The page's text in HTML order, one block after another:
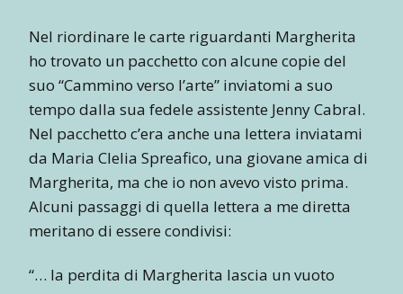
Nel riordinare le carte riguardanti Margherita
ho trovato un pacchetto con alcune copie del
suo “Cammino verso l’arte” inviatomi a suo
tempo dalla sua fedele assistente Jenny Cabral.
Nel pacchetto c’era anche una lettera inviatami
da Maria Clelia Spreafico, una giovane amica di
Margherita, ma che io non avevo visto prima.
Alcuni passaggi di quella lettera a me diretta
meritano di essere condivisi:
“… la perdita di Margherita lascia un vuoto